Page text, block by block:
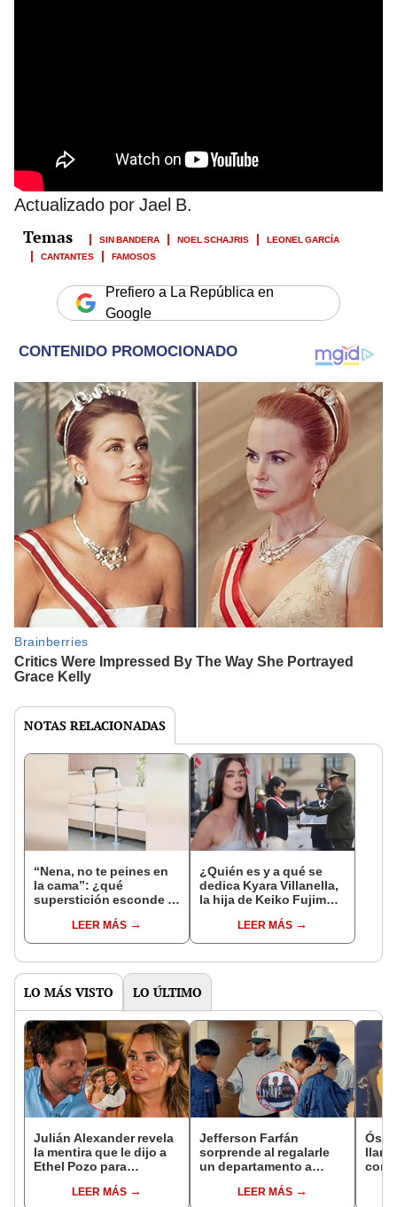
Actualizado por Jael B.
SIN BANDERA NOEL SCHAJRIS
LEONEL GARCÍA
CANTANTES
FAMOSOS
Prefiero a La República en
Google
NOTAS RELACIONADAS
“Nena, no te peines en
la cama”: ¿qué
superstición esconde la
Enanitos Verdes?
LEER MÁS
¿Quién es y a qué se
dedica Kyara Villanella,
la hija de Keiko Fujimori
nivel nacional?
LEER MÁS
LO MÁS VISTO LO ÚLTIMO
Julián Alexander revela
la mentira que le dijo a
Ethel Pozo para
hubiéramos salido”
LEER MÁS
Jefferson Farfán
sorprende al regalarle
un departamento a
fútbol: "Lo hago de
LEER MÁS